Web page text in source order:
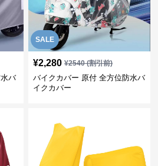
バ
SALE
¥2,280 ¥2540(割引前)
バイクカバー 原付 全方位防水バ
イクカバー